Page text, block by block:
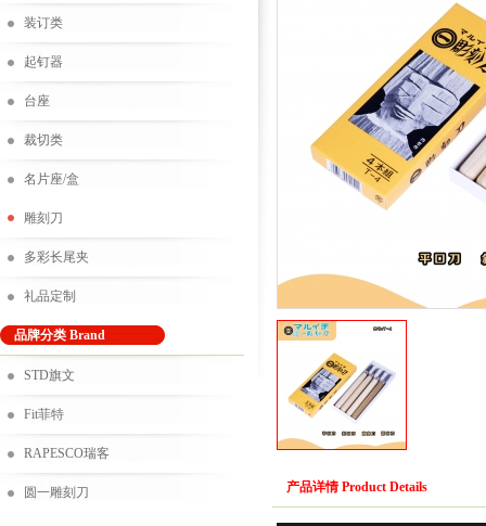
装订类
起钉器
台座
裁切类
名片座/盒
雕刻刀
多彩长尾夹
礼品定制
品牌分类 Brand
STD旗文
Fit菲特
RAPESCO瑞客
圆一雕刻刀 产品详情 Product Details